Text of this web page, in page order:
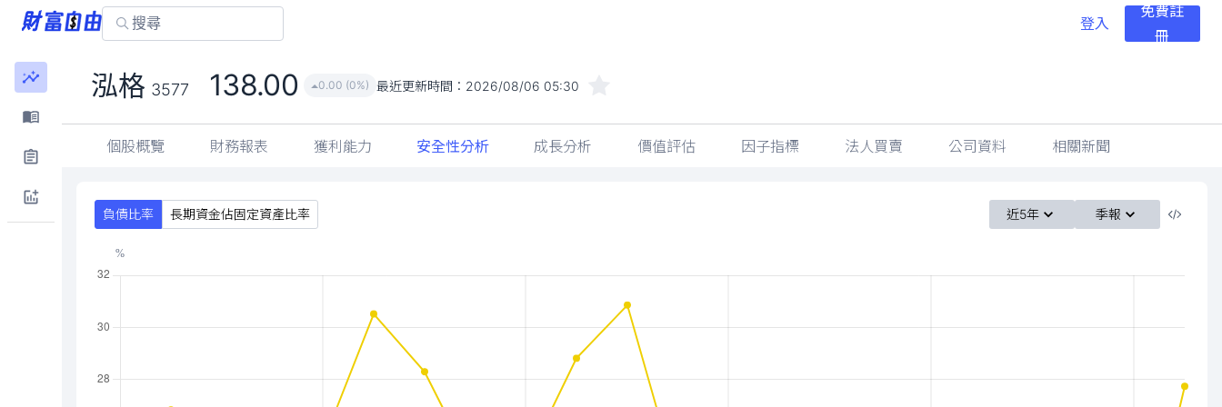
登入
免費註
冊
泓格 3577 138.00 0.00 (0%) 最近更新時間： 2026/08/06 05:30
個股概覽 財務報表 獲利能力 安全性分析 成長分析 價值評估 因子指標 法人買賣 公司資料 相關新聞
負債比率 長期資金佔固定資產比率 近5年 季報